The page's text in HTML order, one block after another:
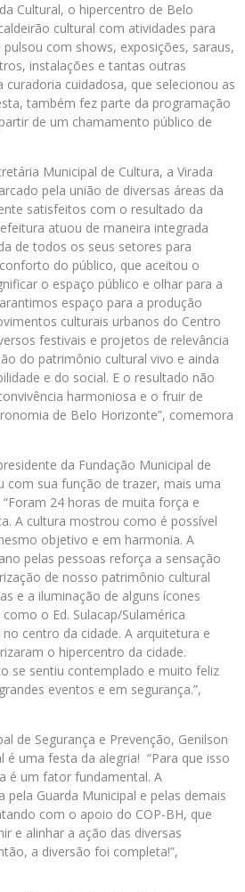
Cultural, o hipercentro de Belo
cultural com atividades para
com shows, exposições, saraus,
instalações e tantas outras
cuidadosa, que selecionou as
também fez parte da programação
de um chamamento público de
Municipal de Cultura, a Virada
pela união de diversas áreas da
satisfeitos com o resultado da
atuou de maneira integrada
de todos os seus setores para
do público, que aceitou o
o espaço público e olhar para a
espaço para a produção
culturais urbanos do Centro
festivais e projetos de relevância
do patrimônio cultural vivo e ainda
e do social. E o resultado não
harmoniosa e o fruir de
de Belo Horizonte”, comemora
da Fundação Municipal de
com sua função de trazer, mais uma
24 horas de muita força e
A cultura mostrou como é possível
objetivo e em harmonia. A
pelas pessoas reforça a sensação
de nosso patrimônio cultural
e a iluminação de alguns ícones
o Ed. Sulacap/Sulamérica
centro da cidade. A arquitetura e
o hipercentro da cidade.
se sentiu contemplado e muito feliz
eventos e em segurança.”,
de Segurança e Prevenção, Genilson
é uma festa da alegria! “Para que isso
é um fator fundamental. A
pela Guarda Municipal e pelas demais
com o apoio do COP-BH, que
e alinhar a ação das diversas
a diversão foi completa!”,